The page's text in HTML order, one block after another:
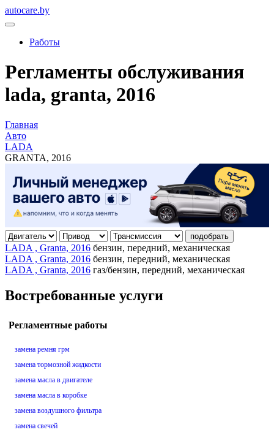
autocare.by
Работы
Регламенты обслуживания
lada, granta, 2016
Главная
Авто
LADA
GRANTA, 2016
подобрать
LADA , Granta, 2016 бензин, передний, механическая
LADA , Granta, 2016 бензин, передний, механическая
LADA , Granta, 2016 газ/бензин, передний, механическая
Востребованные услуги
Регламентные работы
замена ремня грм
замена тормозной жидкости
замена масла в двигателе
замена масла в коробке
замена воздушного фильтра
замена свечей